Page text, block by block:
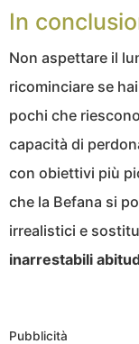
In
Non aspettare il
ricominciare se
pochi che
capacità di
con obiettivi più
che la Befana si
irrealistici e
inarrestabili
Pubblicità